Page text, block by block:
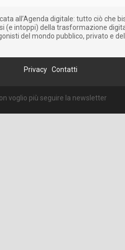
all’Agenda digitale: tutto ciò che
(e intoppi) della trasformazione
del mondo pubblico, privato e
Privacy Contatti
voglio più seguire la newsletter